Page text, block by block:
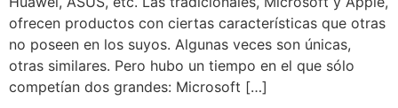
ofrecen productos con ciertas características que otras
no poseen en los suyos. Algunas veces son únicas,
otras similares. Pero hubo un tiempo en el que sólo
competían dos grandes: Microsoft […]